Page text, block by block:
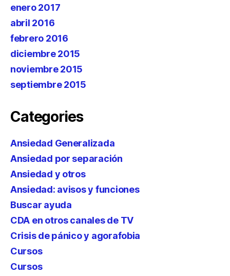
enero 2017
abril 2016
febrero 2016
diciembre 2015
noviembre 2015
septiembre 2015
Categories
Ansiedad Generalizada
Ansiedad por separación
Ansiedad y otros
Ansiedad: avisos y funciones
Buscar ayuda
CDA en otros canales de TV
Crisis de pánico y agorafobia
Cursos
Cursos